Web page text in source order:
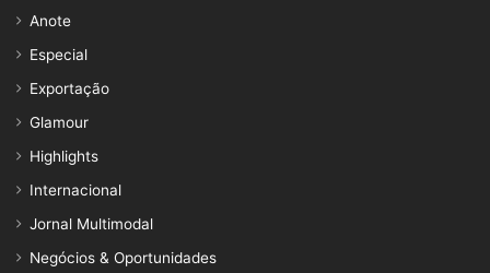
Anote
Especial
Exportação
Glamour
Highlights
Internacional
Jornal Multimodal
Negócios & Oportunidades